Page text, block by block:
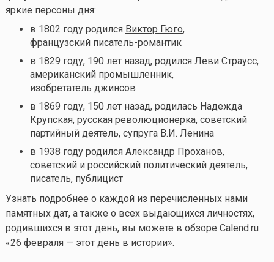
яркие персоны дня:
в 1802 году родился Виктор Гюго,
французский писатель-романтик
в 1829 году, 190 лет назад, родился Леви Страусс,
американский промышленник,
изобретатель джинсов
в 1869 году, 150 лет назад, родилась Надежда
Крупская, русская революционерка, советский
партийный деятель, супруга В.И. Ленина
в 1938 году родился Александр Проханов,
советский и российский политический деятель,
писатель, публицист
Узнать подробнее о каждой из перечисленных нами
памятных дат, а также о всех выдающихся личностях,
родившихся в этот день, вы можете в обзоре Calend.ru
«26 февраля — этот день в истории».